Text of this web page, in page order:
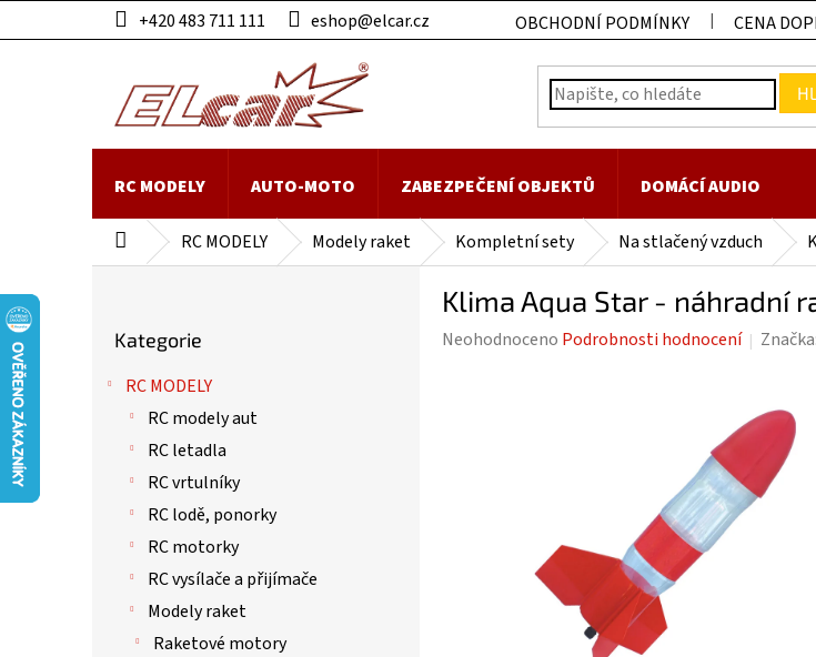
na
+420 483 711 111 eshop@elcar.cz OBCHODNÍ PODMÍNKY CENA
RC MODELY AUTO-MOTO ZABEZPEČENÍ OBJEKTŮ DOMÁCÍ AUDIO
Domů RC MODELY Modely raket Kompletní sety Na stlačený vzduch
kategorie
Kategorie
RC MODELY
RC modely aut
RC letadla
RC vrtulníky
RC lodě, ponorky
RC motorky
RC vysílače a přijímače
Modely raket
Raketové motory
Klima Aqua Star - náhradní
Průměrné
Neohodnoceno Podrobnosti hodnocení Značka: